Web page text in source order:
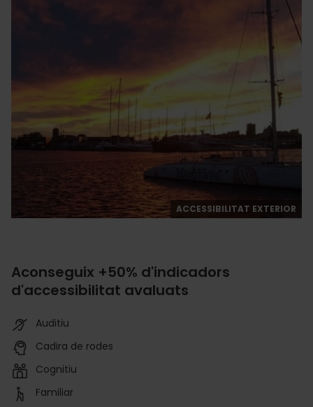
ACCESSIBILITAT EXTERIOR
Aconseguix +50% d'indicadors
d'accessibilitat avaluats
Auditiu
Cadira de rodes
Cognitiu
Familiar